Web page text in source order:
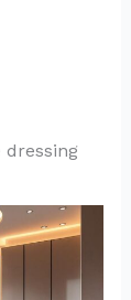
dressing